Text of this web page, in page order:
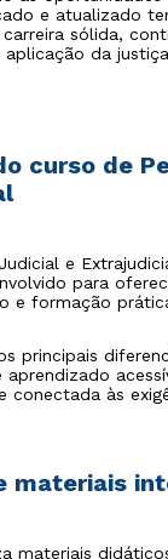
e atualizado
sólida,
da
curso de
e
para
e formação
principais
aprendizado
conectada às
materiais
materiais